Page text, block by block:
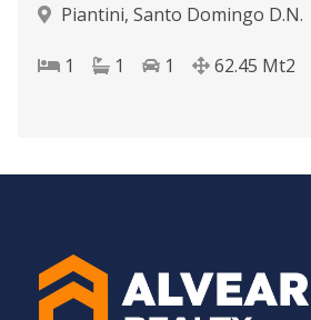
Piantini, Santo Domingo D.N.
1 1 1 62.45 Mt2